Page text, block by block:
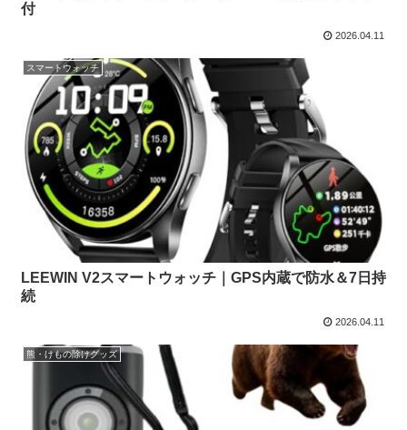
付
2026.04.11
スマートウォッチ
LEEWIN V2スマートウォッチ｜GPS内蔵で防水＆7日持
続
2026.04.11
熊・けもの除けグッズ